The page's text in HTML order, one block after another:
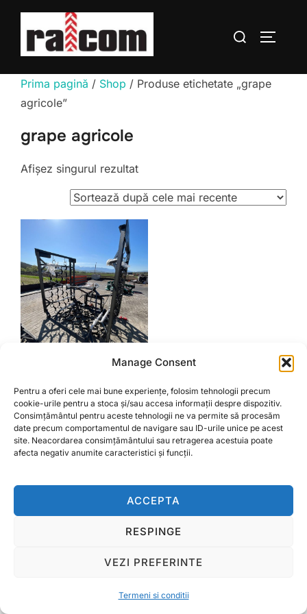
Manage Consent
Pentru a oferi cele mai bune experiențe, folosim tehnologii precum
cookie-urile pentru a stoca și/sau accesa informații despre dispozitiv.
Consimțământul pentru aceste tehnologii ne va permite să procesăm
date precum comportamentul de navigare sau ID-urile unice pe acest
site. Neacordarea consimțământului sau retragerea acestuia poate
afecta negativ anumite caracteristici și funcții.
ACCEPTA
RESPINGE
VEZI PREFERINTE
Termeni si conditii
conținut
Caută
Prima pagină / Shop / Produse etichetate „grape
agricole”
grape agricole
Afișez singurul rezultat
Grapa agricola de
pasunat 4 metri
8.000,00lei
ADAUGĂ ÎN COȘ
Inspiro ThemedeWPZOOM